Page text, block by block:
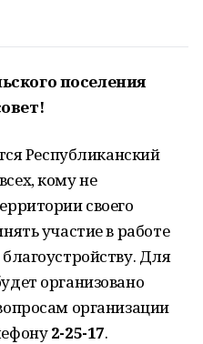
поселения
Республиканский
кому не
своего
участие в работе
Для
организовано
организации
2-25-17.